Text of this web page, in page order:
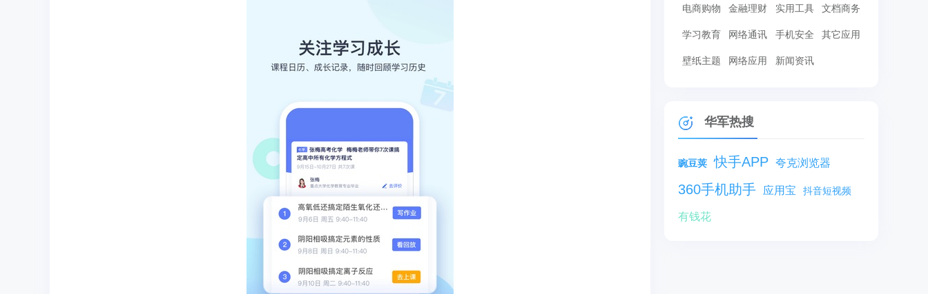
电商购物 金融理财 实用工具 文档商务
学习教育 网络通讯 手机安全 其它应用
壁纸主题 网络应用 新闻资讯
华军热搜
豌豆荚 快手APP 夸克浏览器
360手机助手 应用宝 抖音短视频
有钱花